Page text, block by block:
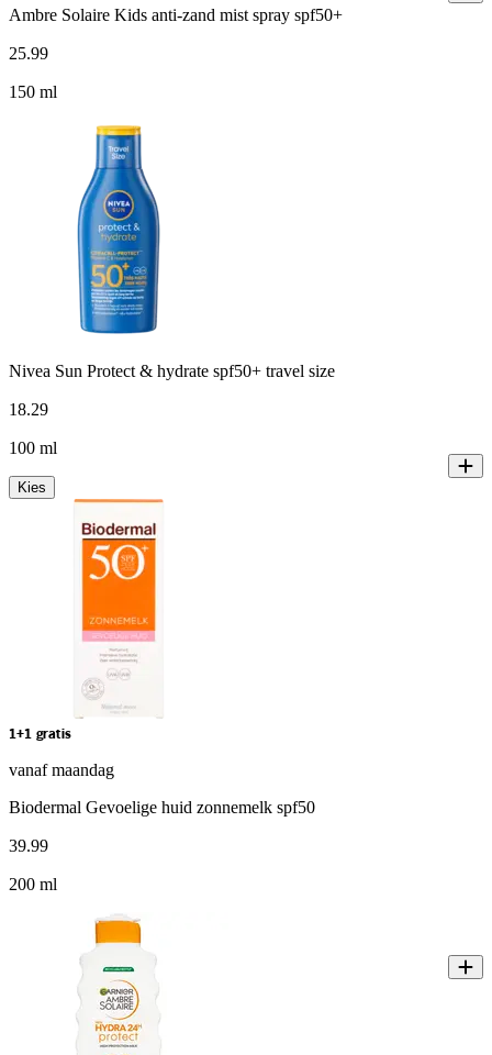
Ambre Solaire Kids anti-zand mist spray spf50+
25.99
150 ml
Nivea Sun Protect & hydrate spf50+ travel size
18.29
100 ml
Kies
1+1 gratis
vanaf maandag
Biodermal Gevoelige huid zonnemelk spf50
39.99
200 ml